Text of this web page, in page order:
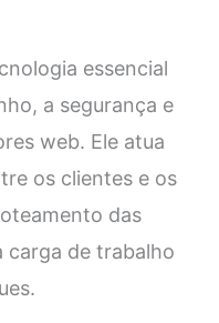
essencial
a segurança e
web. Ele atua
os clientes e os
das
carga de trabalho